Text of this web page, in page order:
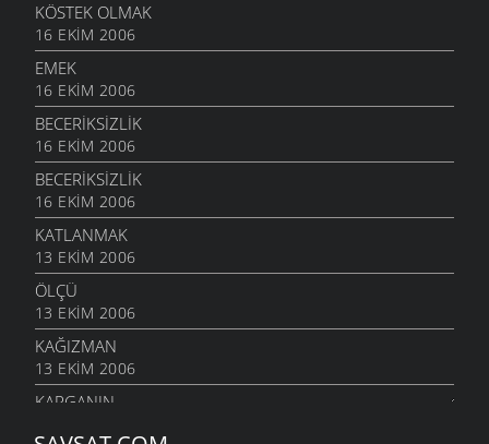
KÖSTEK OLMAK
16 EKIM 2006
EMEK
16 EKIM 2006
BECERIKSIZLIK
16 EKIM 2006
BECERIKSIZLIK
16 EKIM 2006
KATLANMAK
13 EKIM 2006
ÖLÇÜ
13 EKIM 2006
KAĞIZMAN
13 EKIM 2006
KARGANIN